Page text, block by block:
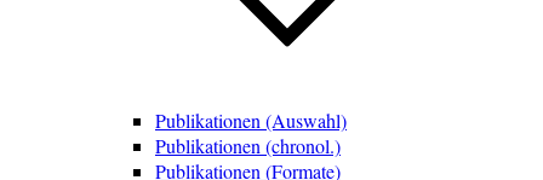
Publikationen (Auswahl)
Publikationen (chronol.)
Publikationen (Formate)